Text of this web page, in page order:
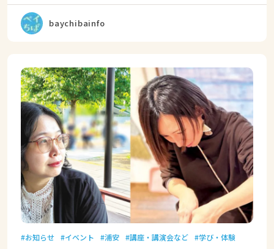
baychibainfo
お知らせ イベント 浦安 講座・講演会など 学び・体験